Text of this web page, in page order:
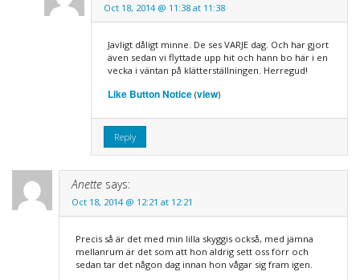
Oct 18, 2014 @ 11:38 at 11:38
Jävligt dåligt minne. De ses VARJE dag. Och har gjort
även sedan vi flyttade upp hit och hann bo här i en
vecka i väntan på klätterställningen. Herregud!
Like Button Notice(view)
Reply
Anette says:
Oct 18, 2014 @ 12:21 at 12:21
Precis så är det med min lilla skyggis också, med jämna
mellanrum är det som att hon aldrig sett oss förr och
sedan tar det någon dag innan hon vågar sig fram igen.